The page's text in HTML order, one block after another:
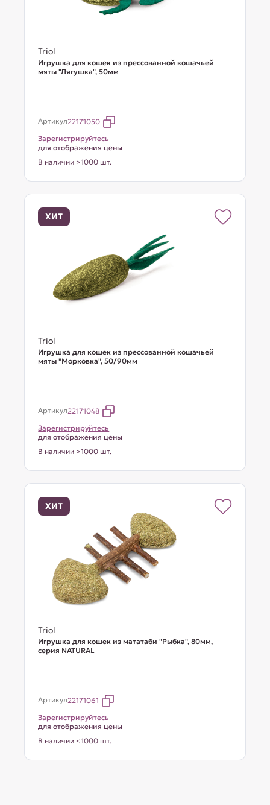
Triol
Игрушка для кошек из прессованной кошачьей
мяты "Лягушка", 50мм
Артикул22171050
Зарегистрируйтесь
для отображения цены
В наличии >1000 шт.
ХИТ
Triol
Игрушка для кошек из прессованной кошачьей
мяты "Морковка", 50/90мм
Артикул22171048
Зарегистрируйтесь
для отображения цены
В наличии >1000 шт.
ХИТ
Triol
Игрушка для кошек из мататаби "Рыбка", 80мм,
серия NATURAL
Артикул22171061
Зарегистрируйтесь
для отображения цены
В наличии <1000 шт.